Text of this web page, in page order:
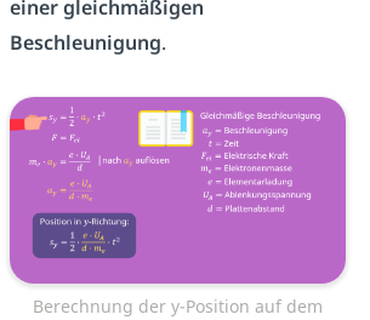
einer gleichmäßigen
Beschleunigung.
Berechnung der y-Position auf dem